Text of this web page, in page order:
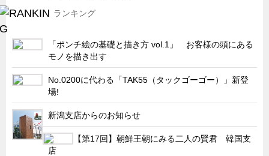
ランキング
「ポンチ絵の基礎と描き方 vol.1」 お客様の頭にある
モノを描き出す
No.0200に代わる「TAK55（タックゴーゴー）」新登
場!
新潟支店からのお知らせ
【第17回】朝鮮王朝にみる二人の賢君 韓国支
店